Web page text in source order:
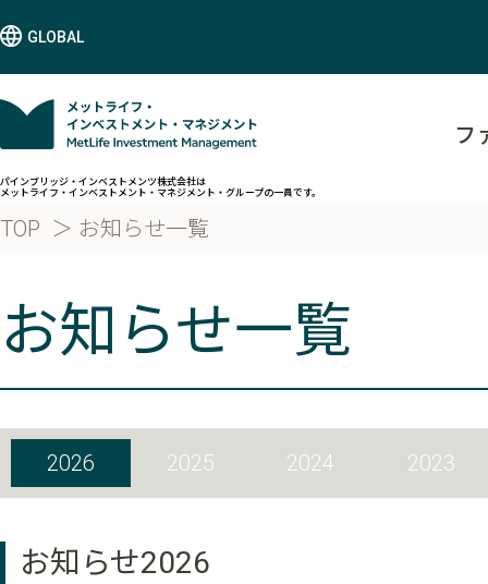
GLOBAL
パインブリッジ・インベストメンツ株式会社は
メットライフ・インベストメント・マネジメント・グループの一員です。
フ
TOP お知らせ一覧
お知らせ一覧
2026 2025 2024 2023
お知らせ2026